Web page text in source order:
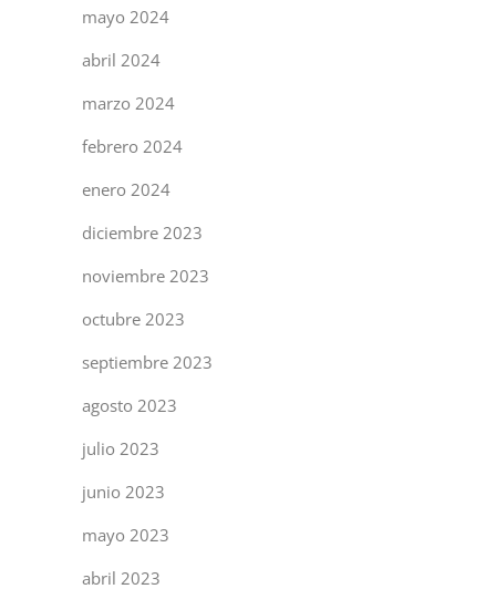
mayo 2024
abril 2024
marzo 2024
febrero 2024
enero 2024
diciembre 2023
noviembre 2023
octubre 2023
septiembre 2023
agosto 2023
julio 2023
junio 2023
mayo 2023
abril 2023